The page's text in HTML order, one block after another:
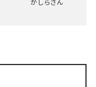
がしらさん